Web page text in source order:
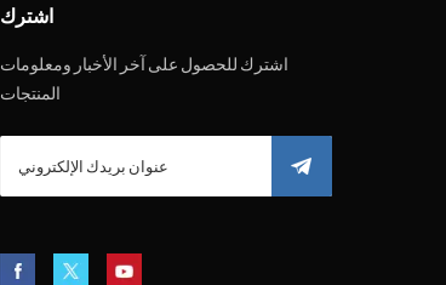
اشترك
اشترك للحصول على آخر الأخبار ومعلومات
المنتجات